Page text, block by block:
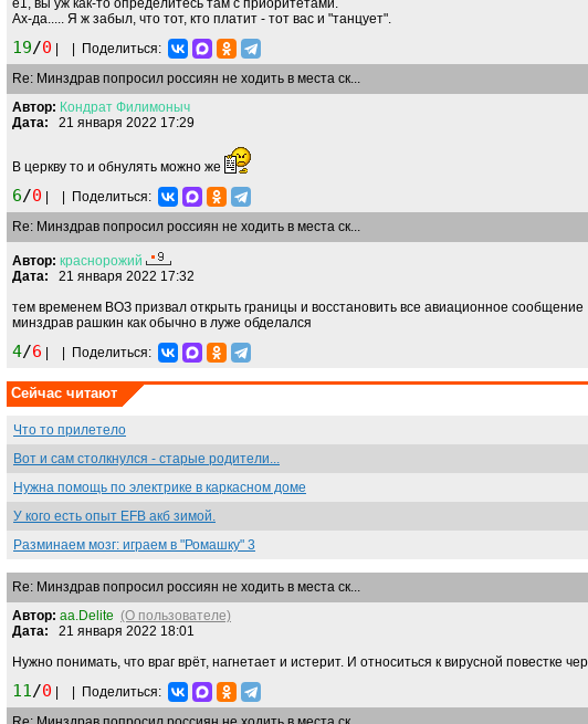
е1, вы уж как-то определитесь там с приоритетами.
Ах-да..... Я ж забыл, что тот, кто платит - тот вас и "танцует".
19/0
Поделиться:
Re: Минздрав попросил россиян не ходить в места ск...
Автор: Кондрат Филимоныч
Дата: 21 января 2022 17:29
В церкву то и обнулять можно же
6/0
Поделиться:
Re: Минздрав попросил россиян не ходить в места ск...
Автор: краснорожий
Дата: 21 января 2022 17:32
тем временем ВОЗ призвал открыть границы и восстановить все авиационное сообщение
минздрав рашкин как обычно в луже обделался
4/6 Поделиться:
Сейчас читают
Что то прилетело
Вот и сам столкнулся - старые родители...
Нужна помощь по электрике в каркасном доме
У кого есть опыт EFB акб зимой.
Разминаем мозг: играем в "Ромашку" 3
Re: Минздрав попросил россиян не ходить в места ск...
Автор: aa.Delite (О пользователе)
Дата: 21 января 2022 18:01
Нужно понимать, что враг врёт, нагнетает и истерит. И относиться к вирусной повестке
11/0
Поделиться: